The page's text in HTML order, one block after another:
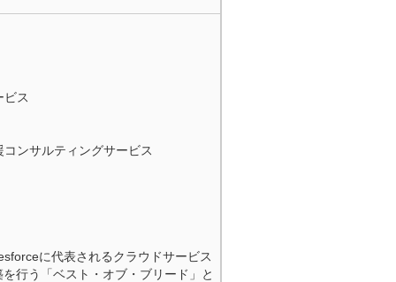
ビス
ンサルティングサービス
に代表されるクラウドサービス
行う「ベスト・オブ・ブリード」と